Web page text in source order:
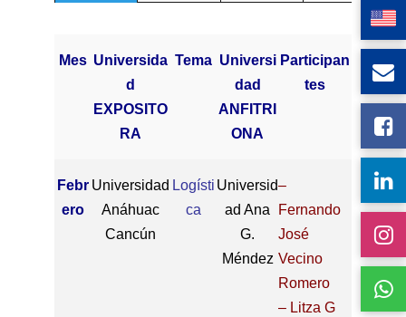
Mes Universida
d
EXPOSITO
RA
Tema Universi
dad
ANFITRI
ONA
Participan
tes
Febr
ero
Universidad
Anáhuac
Cancún
Logísti
ca
Universid
ad Ana
G.
Méndez
–
Fernando
José
Vecino
Romero
– Litza G